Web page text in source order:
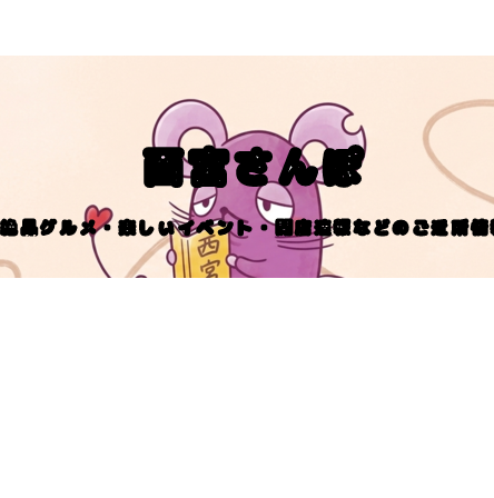
西宮さんぽ
絶品グルメ・楽しいイベント・開店速報などのご近所